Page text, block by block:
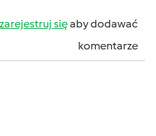
zarejestruj sięaby dodawać
komentarze